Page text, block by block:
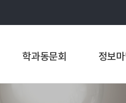
학과동문회 정보